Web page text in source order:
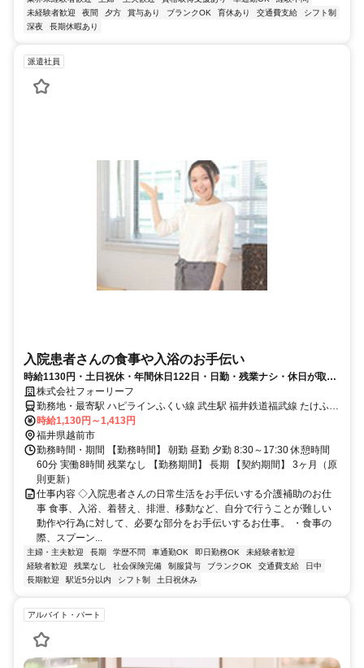
未経験者歓迎
夜間 夕方 賞与あり ブランクOK 育休あり 交通費支給
シフト制
深夜
長期休暇あり
派遣社員
入院患者さんの食事や入浴のお手伝い
時給1130円・土日祝休・年間休日122日・日勤・残業ナシ・休日が取り
やすい
株式会社フォーリーフ
勤務地・最寄駅 ハピラインふくい線 武生駅 福井鉄道福武線 たけふ新
駅 ハピラインふくい線 鯖江駅
時給1,130円～1,413円
福井県越前市
勤務時間・期間 【勤務時間】 朝勤 昼勤 夕勤 8:30～17:30 休憩時間
60分 実働8時間 残業なし 【勤務期間】 長期 【契約期間】 3ヶ月（原
則更新）
仕事内容 ◇入院患者さんの日常生活をお手伝いする介護補助のお仕
事 食事、入浴、着替え、排泄、移動など、自分で行うことが難しい
動作や行為に対して、必要な部分をお手伝いするお仕事。 ・食事の
際、スプーン...
主婦・主夫歓迎 長期 学歴不問 車通勤OK 即日勤務OK
未経験者歓迎
経験者歓迎
残業なし 社会保険完備 制服貸与 ブランクOK 交通費支給
日中
長期歓迎
駅近5分以内 シフト制 土日祝休み
アルバイト・パート